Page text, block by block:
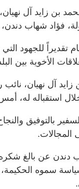
بن زايد آل
فؤاد شهاب
تقديراً للجهود
الأخوية بين
آل نهيان،
استقباله له،
بالتوفيق
المجالات.
دندن عن بالغ
سموه